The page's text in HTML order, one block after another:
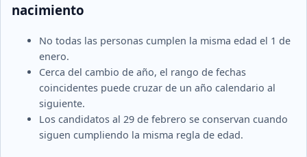
nacimiento
No todas las personas cumplen la misma edad el 1 de
enero.
Cerca del cambio de año, el rango de fechas
coincidentes puede cruzar de un año calendario al
siguiente.
Los candidatos al 29 de febrero se conservan cuando
siguen cumpliendo la misma regla de edad.